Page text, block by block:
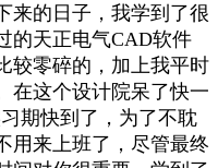
来的日子，我学到了很
的天正电气CAD软件
较零碎的，加上我平时
在这个设计院呆了快一
期快到了，为了不耽
用来上班了，尽管最终